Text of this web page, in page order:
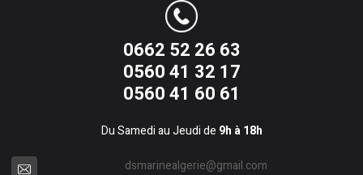
0662 52 26 63
0560 41 32 17
0560 41 60 61
Du Samedi au Jeudi de 9h à 18h
dsmarinealgerie@gmail.com